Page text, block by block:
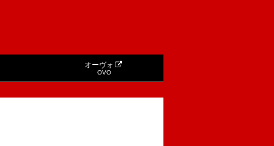
オーヴォ
OVO